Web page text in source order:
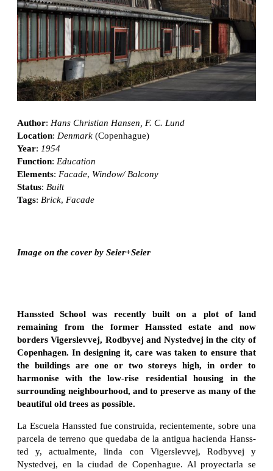
Author: Hans Christian Hansen, F. C. Lund
Location: Denmark (Copenhague)
Year: 1954
Function: Education
Elements: Facade, Window/ Balcony
Status: Built
Tags: Brick, Facade
Image on the cover by Seier+Seier
Hanssted School was recently built on a plot of land
remaining from the former Hanssted estate and now
borders Vigerslevvej, Rodbyvej and Nystedvej in the city of
Copenhagen. In designing it, care was taken to ensure that
the buildings are one or two storeys high, in order to
harmonise with the low-rise residential housing in the
surrounding neighbourhood, and to preserve as many of the
beautiful old trees as possible.
La Escuela Hanssted fue construida, recientemente, sobre una
parcela de terreno que quedaba de la antigua hacienda Hanss-
ted y, actualmente, linda con Vigerslevvej, Rodbyvej y
Nystedvej, en la ciudad de Copenhague. Al proyectarla se